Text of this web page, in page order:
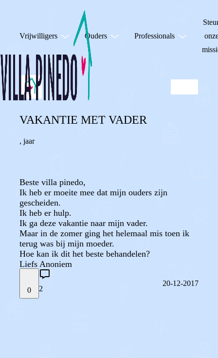
Vrijwilligers Ouders Professionals
VAKANTIE MET VADER
, jaar
Beste villa pinedo,
Ik heb er moeite mee dat mijn ouders zijn
gescheiden.
Ik heb er hulp.
Ik ga deze vakantie naar mijn vader.
Maar in de zomer ging het helemaal mis toen ik
terug was bij mijn moeder.
Hoe kan ik dit het beste behandelen?
Liefs Anoniem
0 2
20-12-2017